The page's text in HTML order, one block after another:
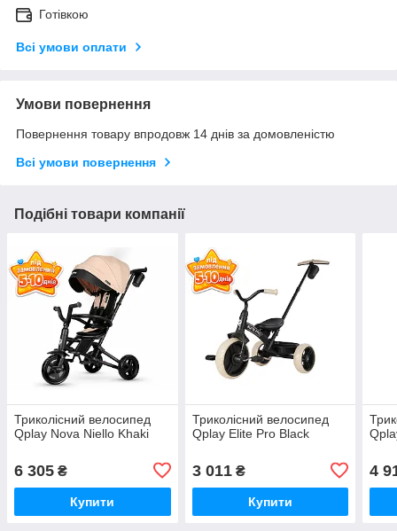
Готівкою
Всі умови оплати
Умови повернення
Повернення товару впродовж 14 днів за домовленістю
Всі умови повернення
Подібні товари компанії
Триколісний велосипед
Qplay Nova Niello Khaki
6 305 ₴
Купити
Триколісний велосипед
Qplay Elite Pro Black
3 011₴
Купити
4